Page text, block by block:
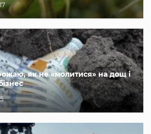
як не «молитися» на дощ і